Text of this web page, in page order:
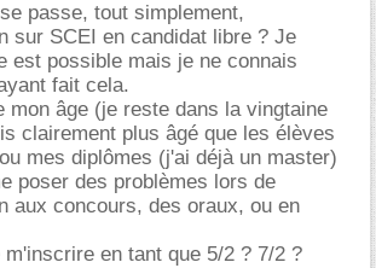
passe, tout simplement,
sur SCEI en candidat libre ? Je
est possible mais je ne connais
fait cela.
mon âge (je reste dans la vingtaine
clairement plus âgé que les élèves
mes diplômes (j'ai déjà un master)
poser des problèmes lors de
aux concours, des oraux, ou en
en tant que 5/2 ? 7/2 ?